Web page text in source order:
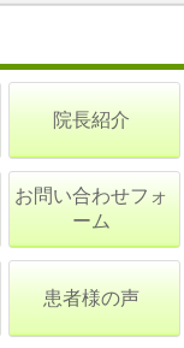
院長紹介
お問い合わせフォ
ーム
患者様の声